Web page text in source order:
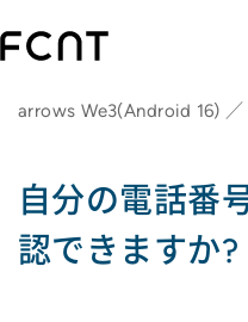
arrows We3(Android 16) ／
自分の電話番
認できますか?